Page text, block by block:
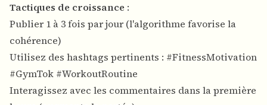
Tactiques de croissance :
Publier 1 à 3 fois par jour (l'algorithme favorise la
cohérence)
Utilisez des hashtags pertinents : #FitnessMotivation
#GymTok #WorkoutRoutine
Interagissez avec les commentaires dans la première